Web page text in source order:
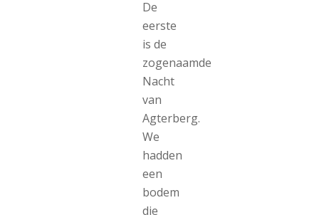
De
eerste
is de
zogenaamde
Nacht
van
Agterberg.
We
hadden
een
bodem
die